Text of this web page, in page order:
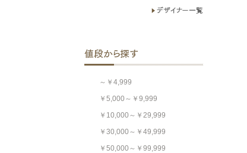
～￥4,999
￥5,000～￥9,999
￥10,000～￥29,999
￥30,000～￥49,999
￥50,000～￥99,999